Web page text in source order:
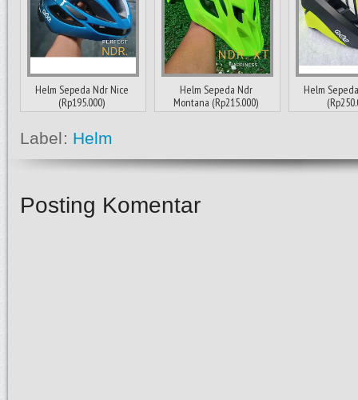
Helm Sepeda Ndr Nice
(Rp195.000)
Helm Sepeda Ndr
Montana (Rp215.000)
Helm
Label: Helm
Posting Komentar